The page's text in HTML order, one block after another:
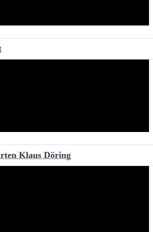
Klaus Döring